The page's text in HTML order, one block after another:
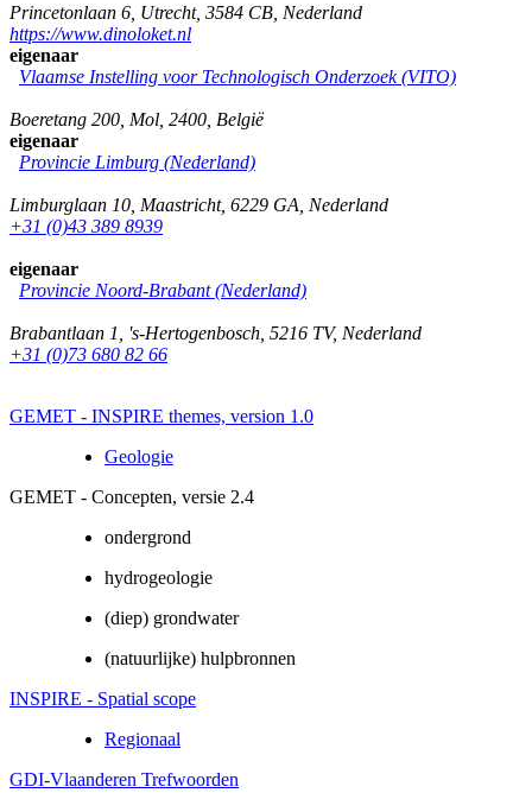
Princetonlaan 6 Utrecht, 3584 CB Nederland
https://www.dinoloket.nl
eigenaar
Vlaamse Instelling voor Technologisch Onderzoek (VITO)
Boeretang 200 Mol 2400 België
eigenaar
Provincie Limburg (Nederland)
Limburglaan 10 Maastricht, 6229 GA Nederland
+31 (0)43 389 8939
eigenaar
Provincie Noord-Brabant (Nederland)
Brabantlaan 1 's-Hertogenbosch 5216 TV, Nederland
+31 (0)73 680 82 66
GEMET - INSPIRE themes, version 1.0
Geologie
GEMET - Concepten, versie 2.4
ondergrond
hydrogeologie
(diep) grondwater
(natuurlijke) hulpbronnen
INSPIRE - Spatial scope
Regionaal
GDI-Vlaanderen Trefwoorden